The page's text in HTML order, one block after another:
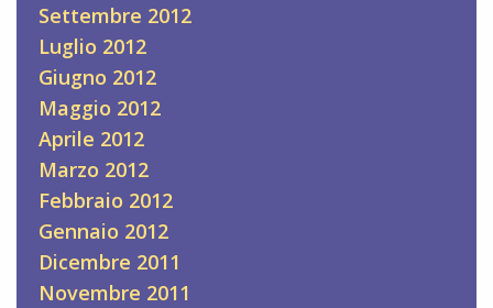
Settembre 2012
Luglio 2012
Giugno 2012
Maggio 2012
Aprile 2012
Marzo 2012
Febbraio 2012
Gennaio 2012
Dicembre 2011
Novembre 2011